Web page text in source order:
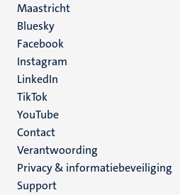
Maastricht
Social
media
Bluesky
Facebook
Instagram
LinkedIn
TikTok
YouTube
Menu
footer
(NL)
Contact
Verantwoording
Privacy & informatiebeveiliging
Support